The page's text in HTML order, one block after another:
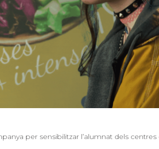
per sensibilitzar l’alumnat dels centres